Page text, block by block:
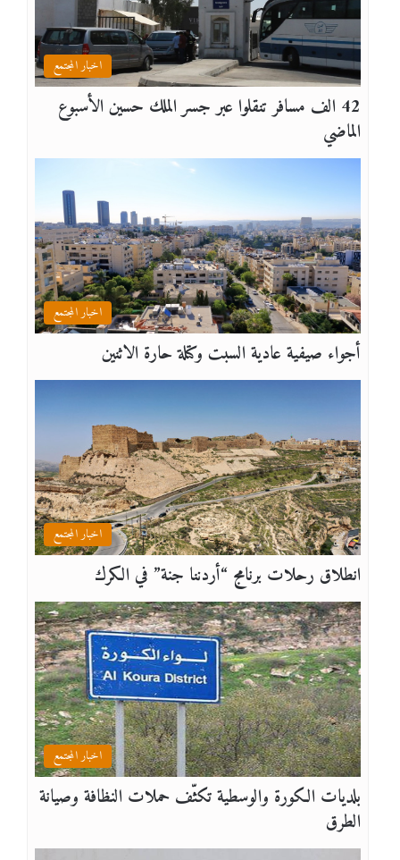
اخبار المجتمع
42 الف مسافر تنقلوا عبر جسر الملك حسين الأسبوع
الماضي
اخبار المجتمع
أجواء صيفية عادية السبت وكتلة حارة الاثنين
اخبار المجتمع
انطلاق رحلات برنامج “أردننا جنة” في الكرك
اخبار المجتمع
بلديات الكورة والوسطية تكثّف حملات النظافة وصيانة
الطرق